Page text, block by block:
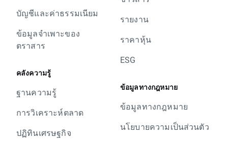
บัญชีและค่าธรรมเนียม
ข้อมูลจำเพาะของ
ตราสาร
คลังความรู้
ฐานความรู้
การวิเคราะห์ตลาด
ปฏิทินเศรษฐกิจ
รายงาน
ราคาหุ้น
ESG
ข้อมูลทางกฎหมาย
ข้อมูลทางกฎหมาย
นโยบายความเป็นส่วนตัว